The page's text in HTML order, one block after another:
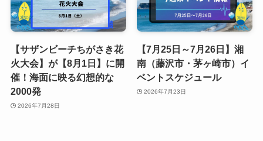
【サザンビーチちがさき花
火大会】が【8月1日】に開
催！海面に映る幻想的な
2000発
2026年7月28日
【7月25日～7月26日】湘
南（藤沢市・茅ヶ崎市）イ
ベントスケジュール
2026年7月23日